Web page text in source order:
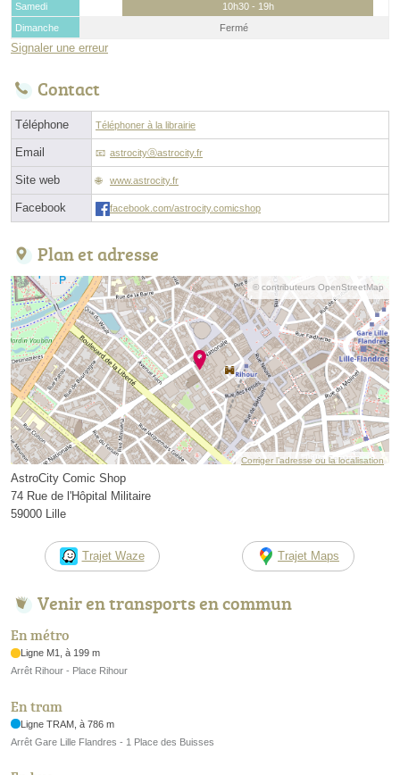
Samedi
10h30 - 19h
Dimanche
Fermé
Signaler une erreur
Contact
Téléphone Téléphoner à la librairie
Email astrocityⓐastrocity.fr
Site web www.astrocity.fr
Facebook facebook.com/astrocity.comicshop
Plan et adresse
© contributeurs OpenStreetMap
Corriger l’adresse ou la localisation
AstroCity Comic Shop
74 Rue de l'Hôpital Militaire
59000 Lille
Trajet Waze Trajet Maps
Venir en transports en commun
En métro
Ligne M1, à 199 m
Arrêt Rihour - Place Rihour
En tram
Ligne TRAM, à 786 m
Arrêt Gare Lille Flandres - 1 Place des Buisses